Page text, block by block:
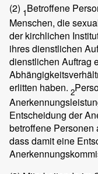
(2) 1Betroffene
Menschen, die
der kirchlichen
ihres dienstlichen
dienstlichen Auftrag
erlitten haben. 2
Entscheidung der
betroffene
dass damit eine